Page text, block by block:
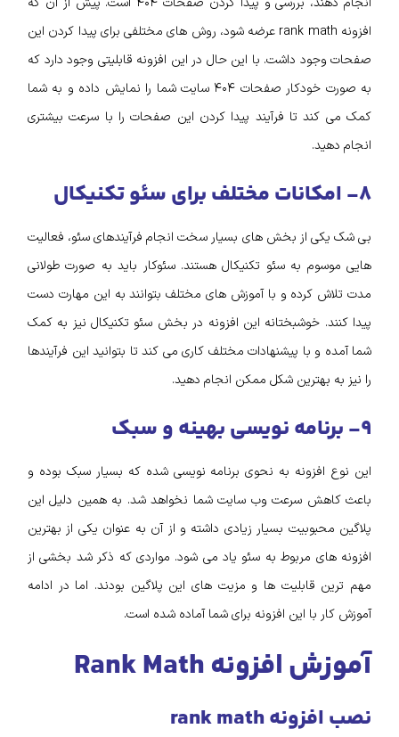
افزونه rank math عرضه شود، روش های مختلفی برای پیدا کردن این
صفحات وجود داشت. با این حال در این افزونه قابلیتی وجود دارد که
به صورت خودکار صفحات ۴۰۴ سایت شما را نمایش داده و به شما
کمک می کند تا فرآیند پیدا کردن این صفحات را با سرعت بیشتری
انجام دهید.
۸- امکانات مختلف برای سئو تکنیکال
بی شک یکی از بخش های بسیار سخت انجام فرآیندهای سئو، فعالیت
هایی موسوم به سئو تکنیکال هستند. سئوکار باید به صورت طولانی
مدت تلاش کرده و با آموزش های مختلف بتوانند به این مهارت دست
پیدا کنند. خوشبختانه این افزونه در بخش سئو تکنیکال نیز به کمک
شما آمده و با پیشنهادات مختلف کاری می کند تا بتوانید این فرآیندها
را نیز به بهترین شکل ممکن انجام دهید.
۹- برنامه نویسی بهینه و سبک
این نوع افزونه به نحوی برنامه نویسی شده که بسیار سبک بوده و
باعث کاهش سرعت وب سایت شما نخواهد شد. به همین دلیل این
پلاگین محبوبیت بسیار زیادی داشته و از آن به عنوان یکی از بهترین
افزونه های مربوط به سئو یاد می شود. مواردی که ذکر شد بخشی از
مهم ترین قابلیت ها و مزیت های این پلاگین بودند. اما در ادامه
آموزش کار با این افزونه برای شما آماده شده است.
آموزش افزونه Rank Math
نصب افزونه rank math